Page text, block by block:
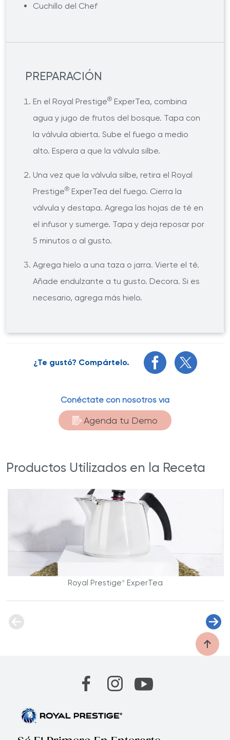
Cuchillo del Chef
PREPARACIÓN
En el Royal Prestige® ExperTea, combina
agua y jugo de frutos del bosque. Tapa con
la válvula abierta. Sube el fuego a medio
alto. Espera a que la válvula silbe.
Una vez que la válvula silbe, retira el Royal
Prestige® ExperTea del fuego. Cierra la
válvula y destapa. Agrega las hojas de té en
el infusor y sumerge. Tapa y deja reposar por
5 minutos o al gusto.
Agrega hielo a una taza o jarra. Vierte el té.
Añade endulzante a tu gusto. Decora. Si es
necesario, agrega más hielo.
¿Te gustó? Compártelo.
Conéctate con nosotros vía
Agenda tu Demo
Productos Utilizados en la Receta
Royal Prestige®ExperTea